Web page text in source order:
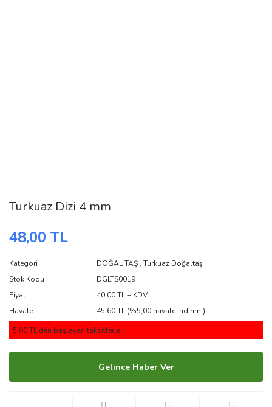
Turkuaz Dizi 4 mm
48,00 TL
Kategori DOĞAL TAŞ ,Turkuaz Doğaltaş
Stok Kodu
DGLTS0019
Fiyat
40,00 TL + KDV
Havale
45,60 TL (%5,00 havale indirimi)
5,00 TL den başlayan taksitlerle!
Gelince Haber Ver